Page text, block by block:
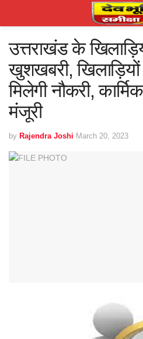
उत्तराखंड के
खुशखबरी,
मिलेगी नौकरी,
मंजूरी
by Rajendra Joshi March 20, 2023